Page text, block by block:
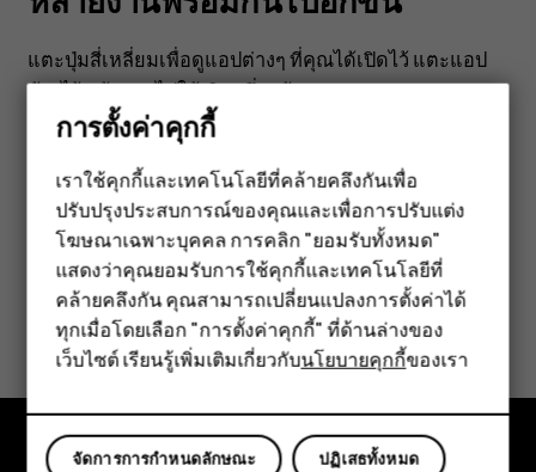
งาน
พร้อม
กัน
ไป
อีก
ขั้น
สมาร์ทโฟน
ฟีเจอร์โฟน
อุปกรณ์เสริม
แท็บเล็ต
แตะปุ่มสี่เหลี่ยมเพื่อดูแอปต่างๆ ที่คุณได้เปิดไว้ แตะแอป
ค้างไว้ แล้วลากไปให้เกินครึ่งหน้าจอ
ข้อมูลนี้มีประโยชน์กับคุณหรือไม่
ใช่ ไม่
การตั้งค่าคุกกี้
เราใช้คุกกี้และเทคโนโลยีที่คล้ายคลึงกันเพื่อ
ปรับปรุงประสบการณ์ของคุณและเพื่อการปรับแต่ง
โฆษณาเฉพาะบุคคล การคลิก "ยอมรับทั้งหมด"
แสดงว่าคุณยอมรับการใช้คุกกี้และเทคโนโลยีที่
คล้ายคลึงกัน คุณสามารถเปลี่ยนแปลงการตั้งค่าได้
ทุกเมื่อโดยเลือก "การตั้งค่าคุกกี้" ที่ด้านล่างของ
เว็บไซต์ เรียนรู้เพิ่มเติมเกี่ยวกับนโยบายคุกกี้ของเรา
ปฏิเสธทั้งหมด
จัดการการกำหนดลักษณะ